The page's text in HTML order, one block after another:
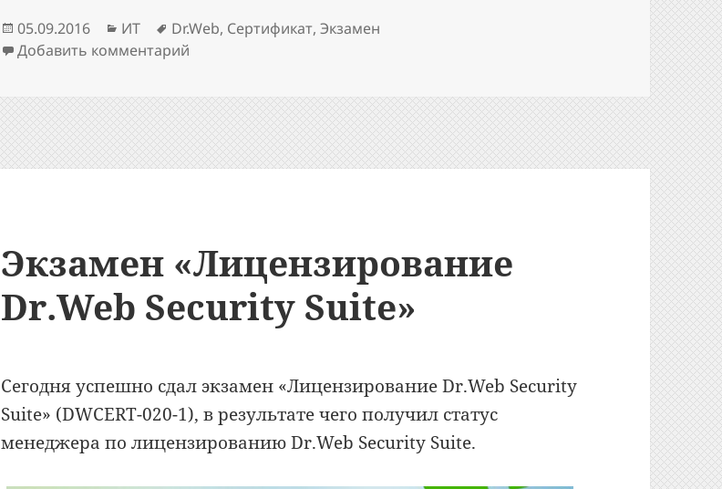
Опубликовано
05.09.2016 Рубрики
ИТ Метки
Dr.Web, Сертификат,Экзамен
Добавить комментарий
Экзамен «Лицензирование
Dr.Web Security Suite»
Сегодня успешно сдал экзамен «Лицензирование Dr.Web Security
Suite» (DWCERT-020-1), в результате чего получил статус
менеджера по лицензированию Dr.Web Security Suite.